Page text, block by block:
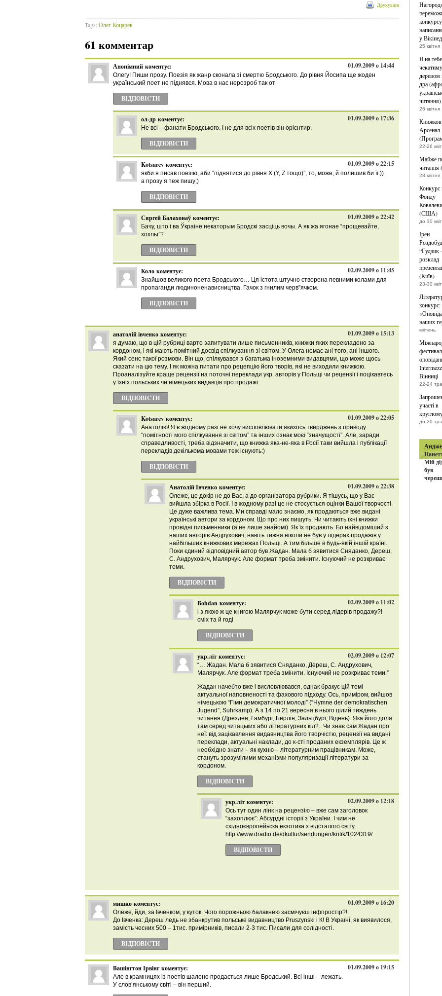
Друкувати
Tags: Олег Коцарев
61 комментар
Анонімний коментує: 01.09.2009 о 14:44
Олегу! Пиши прозу. Поезія як жанр сконала зі смертю Бродського. До рівня Йосипа ще жоден
український поет не піднявся. Мова в нас нерозроб так от
ВІДПОВІCТИ
ол-др коментує: 01.09.2009 о 17:36
Не всі – фанати Бродського. І не для всіх поетів він орієнтир.
ВІДПОВІCТИ
Kotsarev коментує: 01.09.2009 о 22:15
якби я писав поезію, аби “піднятися до рівня Х (Y, Z тощо)”, то, може, й полишив би її:))
а прозу я теж пишу;)
ВІДПОВІCТИ
Сяргей Балахонаў коментує: 01.09.2009 о 22:42
Бачу, што і ва Ўкраіне некаторым Бродскі засціць вочы. А як жа ягонае “прощевайте,
хохлы”?
ВІДПОВІCТИ
Коло коментує: 02.09.2009 о 11:45
Знайшов великого поета Бродського… Ця істота штучно створена певними колами для
пропаганди людиноненависництва. Гачок з гнилим черв”ячком.
ВІДПОВІCТИ
анатолій івченко коментує: 01.09.2009 о 15:13
я думаю, що в цій рубриці варто запитувати лише письменників, книжки яких перекладено за
кордоном, і які мають помітний досвід спілкування зі світом. У Олега немає ані того, ані іншого.
Який сенс такої розмови. Він що, спілкувався з багатьма іноземними видавцями, що може щось
сказати на цю тему. І як можна питати про рецепцію його творів, які не виходили книжкою.
Проаналізуйте краще рецензії на поточні переклади укр. авторів у Польщі чи рецензії і поцікавтесь
у їхніх польських чи німецьких видавців про продажі.
ВІДПОВІCТИ
Kotsarev коментує: 01.09.2009 о 22:05
Анатолію! Я в жодному разі не хочу висловлювати якихось тверджень з приводу
“помітності мого спілкування зі світом” та інших ознак моєї “значущості”. Але, заради
справедливості, треба відзначити, що книжка яка-не-яка в Росії таки вийшла і публікації
перекладів декількома мовами теж існують:)
ВІДПОВІCТИ
Анатолій Івченко коментує: 01.09.2009 о 22:38
Олеже, це докір не до Вас, а до організатора рубрики. Я тішусь, що у Вас
вийшла збірка в Росії. І в жодному разі це не стосується оцінки Вашої творчості.
Це дуже важлива тема. Ми справді мало знаємо, як продаються вже видані
українські автори за кордоном. Що про них пишуть. Чи читають їхні книжки
провідні письменники (а не лише знайомі). Як їх продають. Бо найвідоміший з
наших авторів Андрухович, навіть тижня ніколи не був у лідерах продажів у
найбільших книжкових мережах Польщі. А тим більше в будь-якій іншій країні.
Поки єдиний відповідний автор був Жадан. Мала б зявитися Сняданко, Дереш,
С. Андрухович, Малярчук. Але формат треба змінити. Існуючий не розкриває
теми.
ВІДПОВІCТИ
Bohdan коментує: 02.09.2009 о 11:02
і з якою ж це книгою Малярчук може бути серед лідерів продажу?!
сміх та й годі
ВІДПОВІCТИ
укр.літ коментує: 02.09.2009 о 12:07
“… Жадан. Мала б зявитися Сняданко, Дереш, С. Андрухович,
Малярчук. Але формат треба змінити. Існуючий не розкриває теми.”
Жадан начебто вже і висловлювався, однак бракує цій темі
актуальної наповненості та фахового підходу. Ось, приміром, вийшов
німецькою “Гімн демократичної молоді” (“Hymne der demokratischen
Jugend”, Suhrkamp). А з 14 по 21 вересня в нього цілий тиждень
читання (Дрезден, Гамбург, Берлін, Зальцбург, Відень). Яка його доля
там серед читацьких або літературних кіл?.. Чи знає сам Жадан про
неї: від зацікавлення видавництва його творчістю, рецензії на видані
переклади, актуальні наклади, до к-сті проданих екземплярів. Це ж
необхідно знати – як кухню – літературним працівникам. Може,
стануть зрозумілими механізми популяризації літератури за
кордоном.
ВІДПОВІCТИ
укр.літ коментує: 02.09.2009 о 12:18
Ось тут один лінк на рецензію – вже сам заголовок
“захоплює”: Абсурдні історії з України. І чим не
східноєвропейьска екзотика з відсталого світу.
http://www.dradio.de/dkultur/sendungen/kritik/1024319/
ВІДПОВІCТИ
мишко коментує: 01.09.2009 о 16:20
Олеже, йди, за Івченком, у куток. Чого порожньою балакнею засмічуєш інфпростір?!.
До Івченка: Дереш ледь не збанкрутив польське видавництво Pruszуnski і К! В Україні, як виявилося,
замість чесних 500 – 1тис. примірників, писали 2-3 тис. Писали для солідності.
ВІДПОВІCТИ
Bашінгтон Ірвінг коментує: 01.09.2009 о 19:15
Aле в крамницях із поетів шалено продається лише Бродський. Всі інші – лежать.
У слов’янському світі – він перший.
у
25 квітня
Я на тебе
деревом
дра
читання)
26 квітня
Арсенал
22-26
Майже
читання
28 квітня
Конкурс
Фонду
(США)
до 30
Ірен
“Гудзик
розклад
(Київ)
23-30
конкурс:
наших
квітень
Вінниці
22-24
участі в
до 20
Мій
був